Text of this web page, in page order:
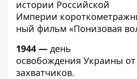
истории Российской
Империи
ный фильм «Понизовая
1944 — день
освобождения Украины
захватчиков.